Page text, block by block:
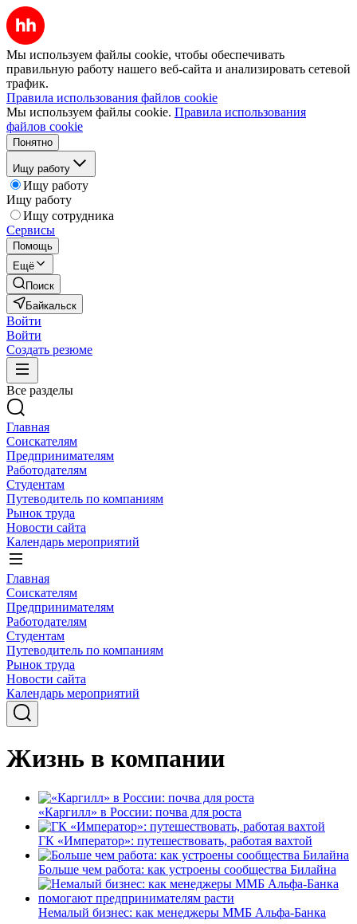
Мы используем файлы cookie, чтобы обеспечивать
правильную работу нашего веб-сайта и анализировать сетевой
трафик.
Правила использования файлов cookie
Мы используем файлы cookie. Правила использования
файлов cookie
Понятно
Ищу работу
Ищу работу
Ищу работу
Ищу сотрудника
Сервисы
Помощь
Ещё
Поиск
Байкальск
Войти
Войти
Создать резюме
Все разделы
Главная
Соискателям
Предпринимателям
Работодателям
Студентам
Путеводитель по компаниям
Рынок труда
Новости сайта
Календарь мероприятий
Главная
Соискателям
Предпринимателям
Работодателям
Студентам
Путеводитель по компаниям
Рынок труда
Новости сайта
Календарь мероприятий
Жизнь в компании
«Каргилл» в России: почва для роста
ГК «Император»: путешествовать, работая вахтой
Больше чем работа: как устроены сообщества Билайна
Немалый бизнес: как менеджеры ММБ Альфа-Банка